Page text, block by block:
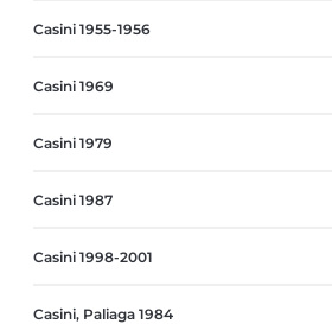
Casini 1955-1956
Casini 1969
Casini 1979
Casini 1987
Casini 1998-2001
Casini, Paliaga 1984